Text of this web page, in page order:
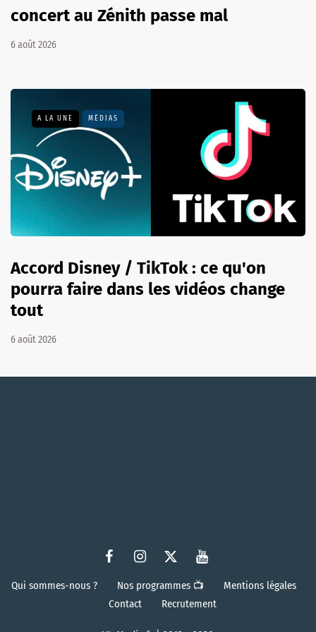
concert au Zénith passe mal
6 août 2026
A LA UNE MÉDIAS
Accord Disney / TikTok : ce qu'on
pourra faire dans les vidéos change
tout
6 août 2026
Qui sommes-nous ? Nos programmes 📺
Mentions légales
Contact
Recrutement